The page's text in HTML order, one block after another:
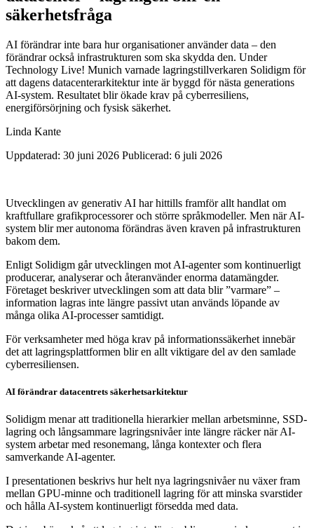
säkerhetsfråga
AI förändrar inte bara hur organisationer använder data – den
förändrar också infrastrukturen som ska skydda den. Under
Technology Live! Munich varnade lagringstillverkaren Solidigm för
att dagens datacenterarkitektur inte är byggd för nästa generations
AI-system. Resultatet blir ökade krav på cyberresiliens,
energiförsörjning och fysisk säkerhet.
Linda Kante
Uppdaterad: 30 juni 2026 Publicerad: 6 juli 2026
Utvecklingen av generativ AI har hittills framför allt handlat om
kraftfullare grafikprocessorer och större språkmodeller. Men när AI-
system blir mer autonoma förändras även kraven på infrastrukturen
bakom dem.
Enligt Solidigm går utvecklingen mot AI-agenter som kontinuerligt
producerar, analyserar och återanvänder enorma datamängder.
Företaget beskriver utvecklingen som att data blir ”varmare” –
information lagras inte längre passivt utan används löpande av
många olika AI-processer samtidigt.
För verksamheter med höga krav på informationssäkerhet innebär
det att lagringsplattformen blir en allt viktigare del av den samlade
cyberresiliensen.
AI förändrar datacentrets säkerhetsarkitektur
Solidigm menar att traditionella hierarkier mellan arbetsminne, SSD-
lagring och långsammare lagringsnivåer inte längre räcker när AI-
system arbetar med resonemang, långa kontexter och flera
samverkande AI-agenter.
I presentationen beskrivs hur helt nya lagringsnivåer nu växer fram
mellan GPU-minne och traditionell lagring för att minska svarstider
och hålla AI-system kontinuerligt försedda med data.